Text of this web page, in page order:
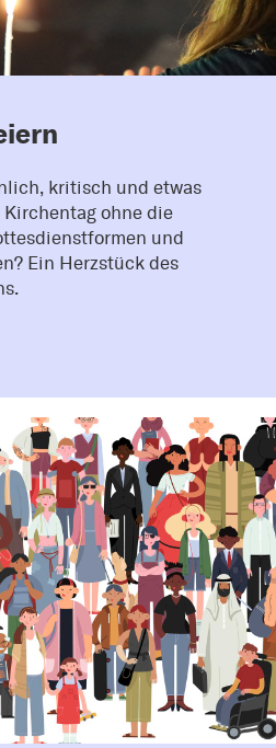
kritisch und etwas
ohne die
und
Ein Herzstück des